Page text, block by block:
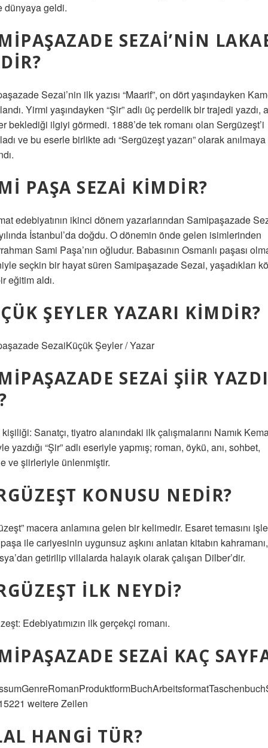
dünyaya geldi.
SEZAI’NIN
Sezai’nin ilk yazısı “Maarif”, on dört yaşındayken
Yirmi yaşındayken “Şir” adlı üç perdelik bir trajedi yazdı,
beklediği ilgiyi görmedi. 1888’de tek romanı olan Sergüzeşt’i
ve bu eserle birlikte adı “Sergüzeşt yazarı” olarak anılmaya
PAŞA SEZAI KIMDIR?
edebiyatının ikinci dönem yazarlarından Samipaşazade
İstanbul’da doğdu. O dönemin önde gelen isimlerinden
Sami Paşa’nın oğludur. Babasının Osmanlı paşası
seçkin bir hayat süren Samipaşazade Sezai, yaşadıkları
eğitim aldı.
ŞEYLER YAZARI KIMDIR?
SezaiKüçük Şeyler / Yazar
SEZAI ŞIIR
Sanatçı, tiyatro alanındaki ilk çalışmalarını Namık
yazdığı “Şir” adlı eseriyle yapmış; roman, öykü, anı, sohbet,
ve şiirleriyle ünlenmiştir.
KONUSU NEDIR?
macera anlamına gelen bir kelimedir. Esaret temasını
ile cariyesinin uygunsuz aşkını anlatan kitabın kahramanı,
getirilip villalarda halayık olarak çalışan Dilber’dir.
ILK NEYDI?
Edebiyatımızın ilk gerçekçi romanı.
SEZAI KAÇ
weitere Zeilen
HANGI TÜR?